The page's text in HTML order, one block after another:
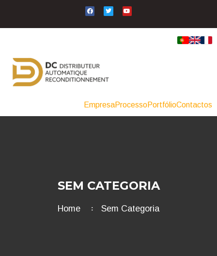
EmpresaProcessoPortfólioContactos
SEM CATEGORIA
Home Sem Categoria